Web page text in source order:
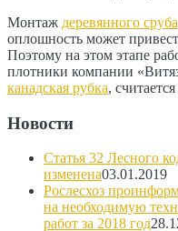
Монтаж деревянного сруба
оплошность может
Поэтому на этом этапе
плотники компании
канадская рубка,
Новости
Статья 32 Лесного
изменена03.01.2019
Рослесхоз
на необходимую
работ за 2018 год